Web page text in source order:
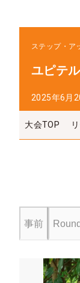
ステップ・ア
ユピテ
2025年6月
大会TOP
事前